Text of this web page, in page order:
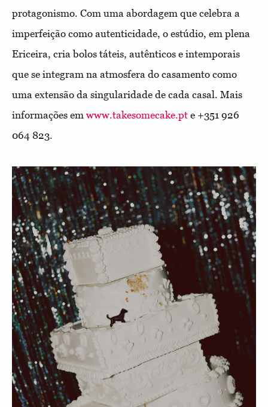
protagonismo. Com uma abordagem que celebra a
imperfeição como autenticidade, o estúdio, em plena
Ericeira, cria bolos táteis, autênticos e intemporais
que se integram na atmosfera do casamento como
uma extensão da singularidade de cada casal. Mais
informações em www.takesomecake.pt e +351 926
064 823.